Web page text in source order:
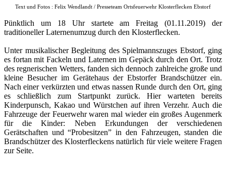
Text und Fotos : Felix Wendlandt / Presseteam Ortsfeuerwehr Klosterflecken Ebstorf
Pünktlich um 18 Uhr startete am Freitag (01.11.2019) der
traditioneller Laternenumzug durch den Klosterflecken.
Unter musikalischer Begleitung des Spielmannszuges Ebstorf, ging
es fortan mit Fackeln und Laternen im Gepäck durch den Ort. Trotz
des regnerischen Wetters, fanden sich dennoch zahlreiche große und
kleine Besucher im Gerätehaus der Ebstorfer Brandschützer ein.
Nach einer verkürzten und etwas nassen Runde durch den Ort, ging
es schließlich zum Startpunkt zurück. Hier warteten bereits
Kinderpunsch, Kakao und Würstchen auf ihren Verzehr. Auch die
Fahrzeuge der Feuerwehr waren mal wieder ein großes Augenmerk
für die Kinder: Neben Erkundungen der verschiedenen
Gerätschaften und “Probesitzen” in den Fahrzeugen, standen die
Brandschützer des Klosterfleckens natürlich für viele weitere Fragen
zur Seite.